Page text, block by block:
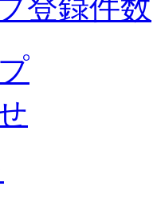
登録件数